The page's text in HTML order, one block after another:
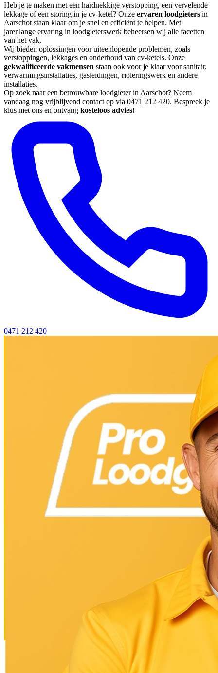
Heb je te maken met een hardnekkige verstopping, een vervelende
lekkage of een storing in je cv-ketel? Onze ervaren loodgieters in
Aarschot staan klaar om je snel en efficiënt te helpen. Met
jarenlange ervaring in loodgieterswerk beheersen wij alle facetten
van het vak.
Wij bieden oplossingen voor uiteenlopende problemen, zoals
verstoppingen, lekkages en onderhoud van cv-ketels. Onze
gekwalificeerde vakmensen staan ook voor je klaar voor sanitair,
verwarmingsinstallaties, gasleidingen, rioleringswerk en andere
installaties.
Op zoek naar een betrouwbare loodgieter in Aarschot? Neem
vandaag nog vrijblijvend contact op via 0471 212 420. Bespreek je
klus met ons en ontvang kosteloos advies!
0471 212 420